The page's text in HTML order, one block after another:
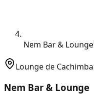
Nem Bar & Lounge
Lounge de Cachimba
Nem Bar & Lounge